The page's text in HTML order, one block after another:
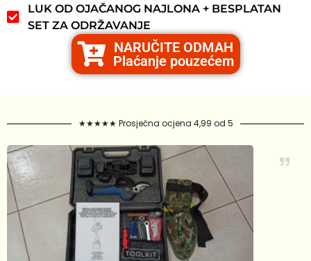
LUK OD OJAČANOG NAJLONA + BESPLATAN
SET ZA ODRŽAVANJE
NARUČITE ODMAH
Plaćanje pouzećem
★★★★★ Prosječna ocjena 4,99 od 5